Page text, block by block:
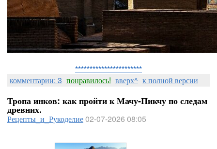
***********************
комментарии: 3 понравилось! вверх^ к полной версии
Тропа инков: как пройти к Мачу‑Пикчу по следам
древних.
Рецепты_и_Рукоделие02-07-2026 08:05